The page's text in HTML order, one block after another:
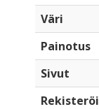
Väri
Painotus
Sivut